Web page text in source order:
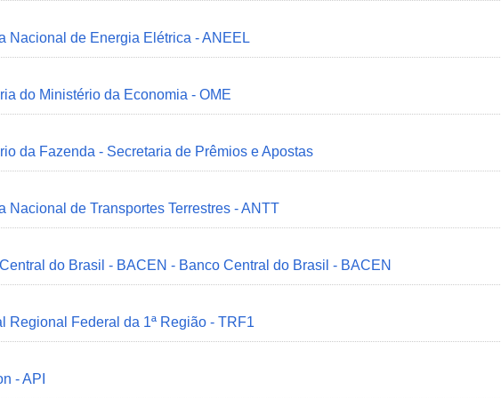
Nacional de Energia Elétrica - ANEEL
do Ministério da Economia - OME
da Fazenda - Secretaria de Prêmios e Apostas
Nacional de Transportes Terrestres - ANTT
do Brasil - BACEN - Banco Central do Brasil - BACEN
Regional Federal da 1ª Região - TRF1
- API